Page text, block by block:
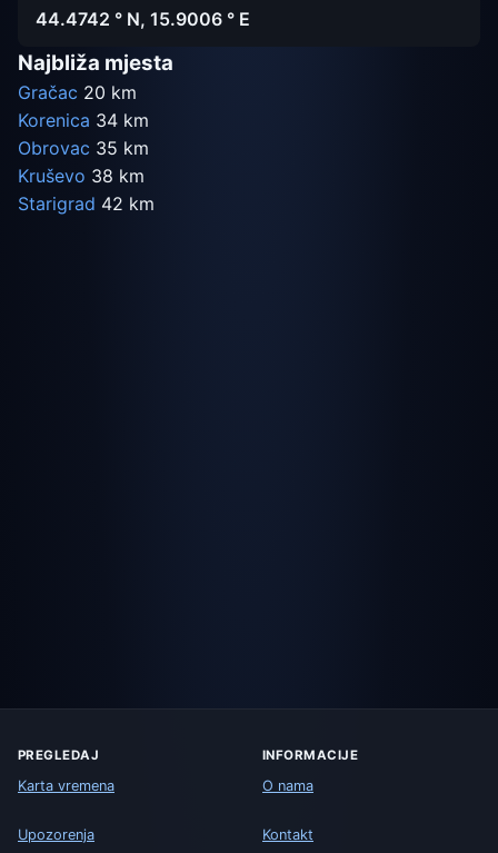
44.4742 ° N, 15.9006 ° E
Najbliža mjesta
Gračac 20 km
Korenica 34 km
Obrovac 35 km
Kruševo 38 km
Starigrad 42 km
PREGLEDAJ
Karta vremena
Upozorenja
INFORMACIJE
O nama
Kontakt